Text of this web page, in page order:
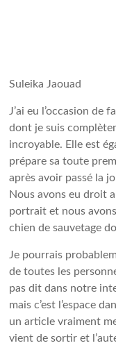
Suleika Jaouad
J’ai eu l’occasion de
dont je suis
incroyable. Elle est
prépare sa toute
après avoir passé la
Nous avons eu droit
portrait et nous
chien de sauvetage
Je pourrais
de toutes les
pas dit dans notre
mais c’est l’espace
un article vraiment
vient de sortir et